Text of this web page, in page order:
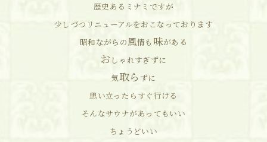
歴史あるミナミですが
少しづつリニューアルをおこなっております
昭和ながらの風情も 味がある
お しゃれすぎずに
気取ら ずに
思い立ったらすぐ行ける
そんなサウナがあってもいい
ちょうどいい